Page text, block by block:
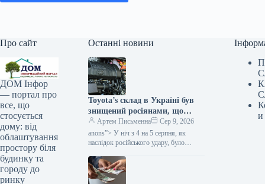
Про сайт
ДОМ Інфор
— портал про
все, що
стосується
дому: від
облаштування
простору біля
будинку та
городу до
ринку
Останні новини
Toyota’s склад в Україні був
знищений росіянами, що
може призвести до затримок у
постачанні запчастин, за
даними Мінфіну.
Артем Письменна
Сер 9, 2026
anons”> У ніч з 4 на 5 серпня, як
наслідок російського удару, було
елементами та супутньою…
и